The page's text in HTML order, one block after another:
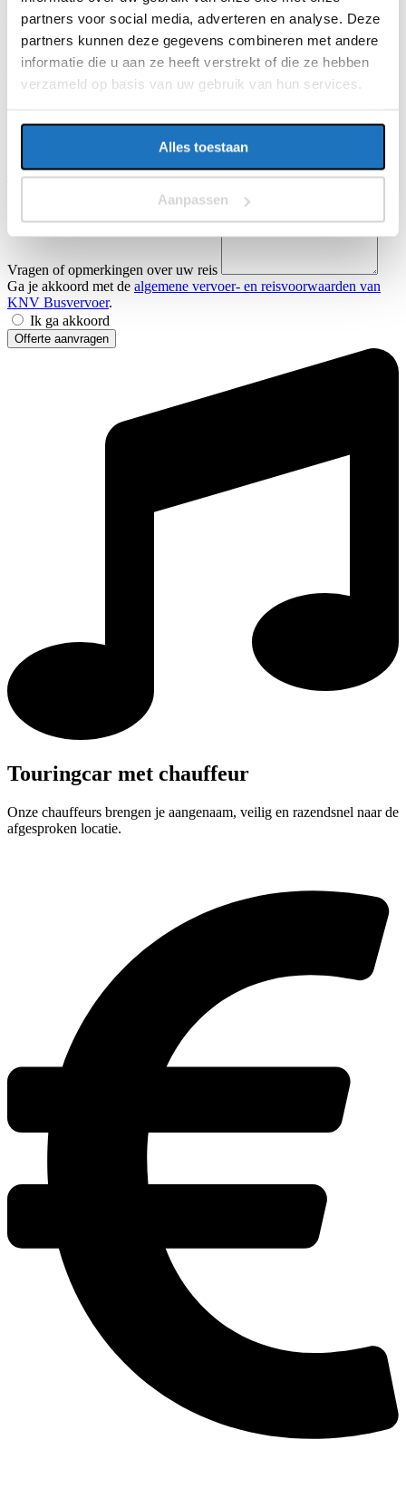
partners voor social media, adverteren en analyse. Deze
partners kunnen deze gegevens combineren met andere
informatie die u aan ze heeft verstrekt of die ze hebben
verzameld op basis van uw gebruik van hun services.
Alles toestaan
Aanpassen
Vertrektijd heenreis
Eindbestemming
Datum terugreis
Vertrektijd terugreis
Naam
Vragen of opmerkingen over uw reis
Ga je akkoord met de algemene vervoer- en reisvoorwaarden van
KNV Busvervoer.
Ik ga akkoord
Offerte aanvragen
Touringcar met chauffeur
Onze chauffeurs brengen je aangenaam, veilig en razendsnel naar de
afgesproken locatie.